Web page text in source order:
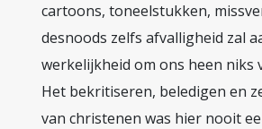
cartoons, toneelstukken,
desnoods zelfs afvalligheid zal
werkelijkheid om ons heen niks
Het bekritiseren, beledigen en
van christenen was hier nooit